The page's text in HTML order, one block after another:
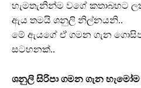
හැමතැනින්ම වගේ කතාබහට
ඇය තමයි ශනුලි නිල්නයනි..
මේ ඇයගේ ඒ ගමන ගැන
සටහනක්..
ශනුලි සිරිපා ගමන ගැන